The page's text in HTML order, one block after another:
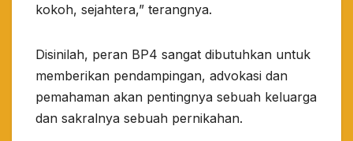
kokoh, sejahtera,” terangnya.
Disinilah, peran BP4 sangat dibutuhkan untuk
memberikan pendampingan, advokasi dan
pemahaman akan pentingnya sebuah keluarga
dan sakralnya sebuah pernikahan.